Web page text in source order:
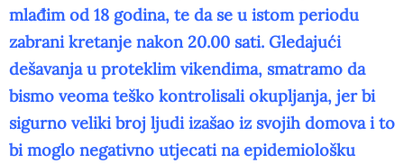
mlađim od 18 godina, te da se u istom periodu
zabrani kretanje nakon 20.00 sati. Gledajući
dešavanja u proteklim vikendima, smatramo da
bismo veoma teško kontrolisali okupljanja, jer bi
sigurno veliki broj ljudi izašao iz svojih domova i to
bi moglo negativno utjecati na epidemiološku